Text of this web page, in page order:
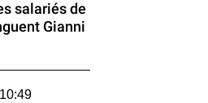
salariés de
Gianni